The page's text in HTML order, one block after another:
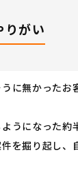
りがい
に無かったお
うになった約
を掘り起し、